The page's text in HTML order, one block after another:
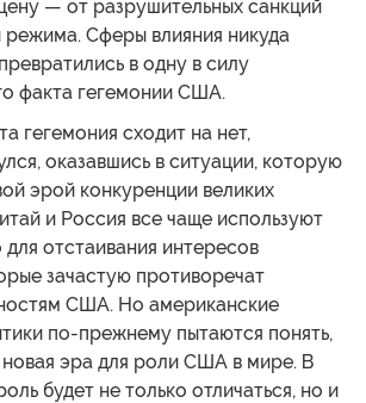
— от разрушительных санкций
Сферы влияния никуда
в одну в силу
факта гегемонии США.
гегемония сходит на нет,
оказавшись в ситуации, которую
эрой конкуренции великих
и Россия все чаще используют
отстаивания интересов
зачастую противоречат
США. Но американские
по-прежнему пытаются понять,
новая эра для роли США в мире. В
будет не только отличаться, но и